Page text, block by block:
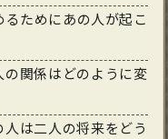
ためにあの人が起こ
関係はどのように変
は二人の将来をどう